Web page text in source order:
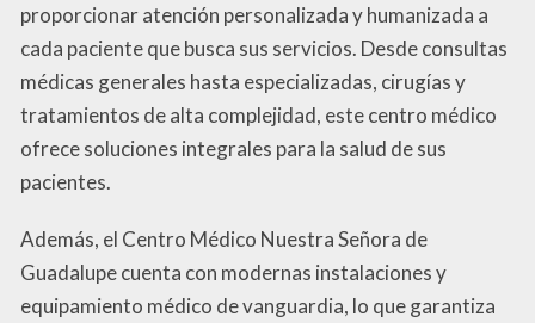
proporcionar atención personalizada y humanizada a
cada paciente que busca sus servicios. Desde consultas
médicas generales hasta especializadas, cirugías y
tratamientos de alta complejidad, este centro médico
ofrece soluciones integrales para la salud de sus
pacientes.
Además, el Centro Médico Nuestra Señora de
Guadalupe cuenta con modernas instalaciones y
equipamiento médico de vanguardia, lo que garantiza